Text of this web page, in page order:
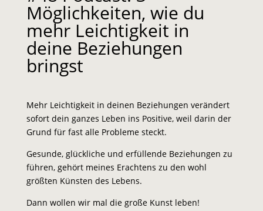
Möglichkeiten, wie du
mehr Leichtigkeit in
deine Beziehungen
bringst
Mehr Leichtigkeit in deinen Beziehungen verändert
sofort dein ganzes Leben ins Positive, weil darin der
Grund für fast alle Probleme steckt.
Gesunde, glückliche und erfüllende Beziehungen zu
führen, gehört meines Erachtens zu den wohl
größten Künsten des Lebens.
Dann wollen wir mal die große Kunst leben!